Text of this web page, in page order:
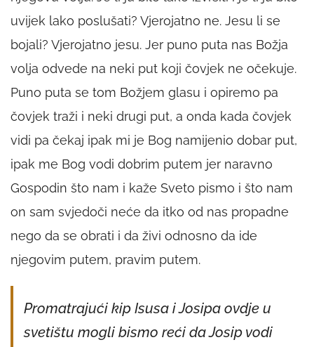
uvijek lako poslušati? Vjerojatno ne. Jesu li se
bojali? Vjerojatno jesu. Jer puno puta nas Božja
volja odvede na neki put koji čovjek ne očekuje.
Puno puta se tom Božjem glasu i opiremo pa
čovjek traži i neki drugi put, a onda kada čovjek
vidi pa čekaj ipak mi je Bog namijenio dobar put,
ipak me Bog vodi dobrim putem jer naravno
Gospodin što nam i kaže Sveto pismo i što nam
on sam svjedoči neće da itko od nas propadne
nego da se obrati i da živi odnosno da ide
njegovim putem, pravim putem.
Promatrajući kip Isusa i Josipa ovdje u
svetištu mogli bismo reći da Josip vodi